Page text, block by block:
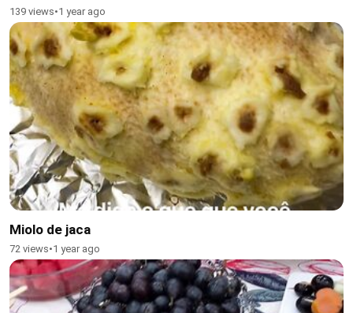
139 views•1 year ago
Miolo de jaca
72 views•1 year ago